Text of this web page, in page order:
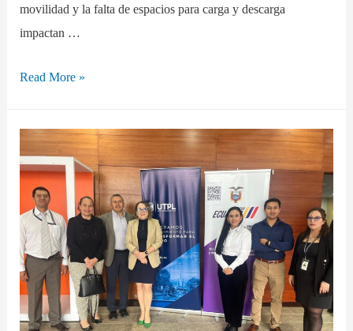
movilidad y la falta de espacios para carga y descarga
impactan …
Read More »